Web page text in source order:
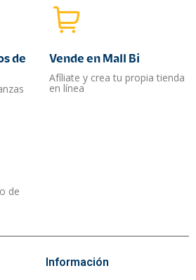
de
Vende en Mall Bi
Afíliate y crea tu propia tienda
en línea
de
Información